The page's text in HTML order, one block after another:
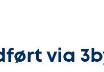
via